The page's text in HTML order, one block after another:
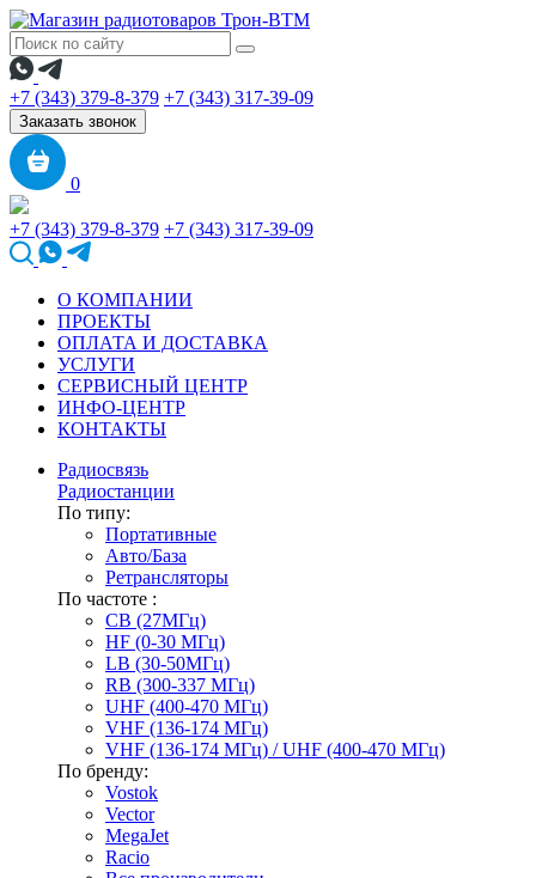
+7 (343) 379-8-379 +7 (343) 317-39-09
Заказать звонок
0
+7 (343) 379-8-379 +7 (343) 317-39-09
О КОМПАНИИ
ПРОЕКТЫ
ОПЛАТА И ДОСТАВКА
УСЛУГИ
СЕРВИСНЫЙ ЦЕНТР
ИНФО-ЦЕНТР
КОНТАКТЫ
Радиосвязь
Радиостанции
По типу:
Портативные
Авто/База
Ретрансляторы
По частоте :
CB (27МГц)
HF (0-30 МГц)
LB (30-50МГц)
RB (300-337 МГц)
UHF (400-470 МГц)
VHF (136-174 МГц)
VHF (136-174 МГц) / UHF (400-470 МГц)
По бренду:
Vostok
Vector
MegaJet
Racio